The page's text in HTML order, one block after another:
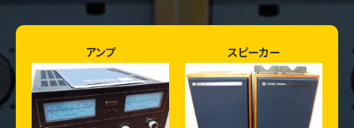
アンプ スピーカー